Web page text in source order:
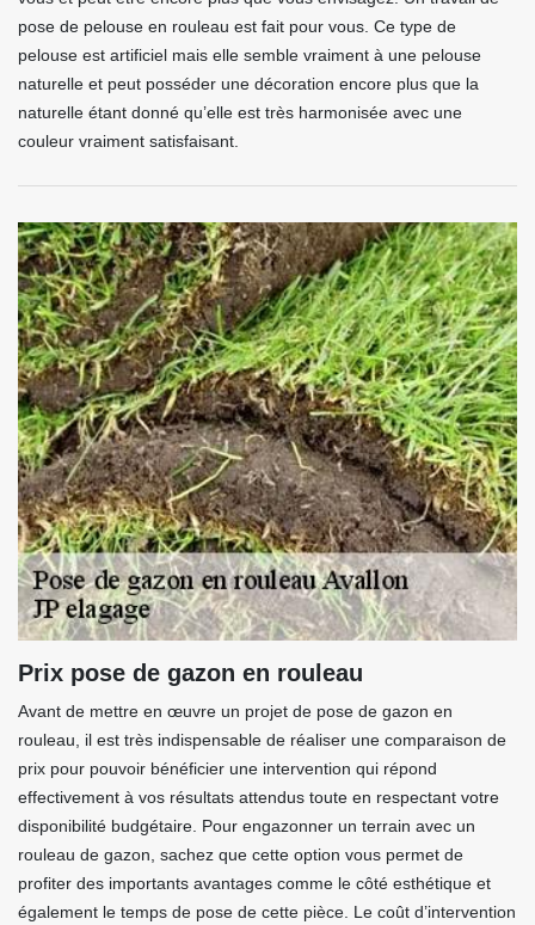
pose de pelouse en rouleau est fait pour vous. Ce type de
pelouse est artificiel mais elle semble vraiment à une pelouse
naturelle et peut posséder une décoration encore plus que la
naturelle étant donné qu’elle est très harmonisée avec une
couleur vraiment satisfaisant.
Prix pose de gazon en rouleau
Avant de mettre en œuvre un projet de pose de gazon en
rouleau, il est très indispensable de réaliser une comparaison de
prix pour pouvoir bénéficier une intervention qui répond
effectivement à vos résultats attendus toute en respectant votre
disponibilité budgétaire. Pour engazonner un terrain avec un
rouleau de gazon, sachez que cette option vous permet de
profiter des importants avantages comme le côté esthétique et
également le temps de pose de cette pièce. Le coût d’intervention